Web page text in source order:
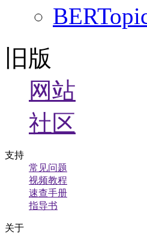
旧版
网站
社区
支持
常见问题
视频教程
速查手册
指导书
关于